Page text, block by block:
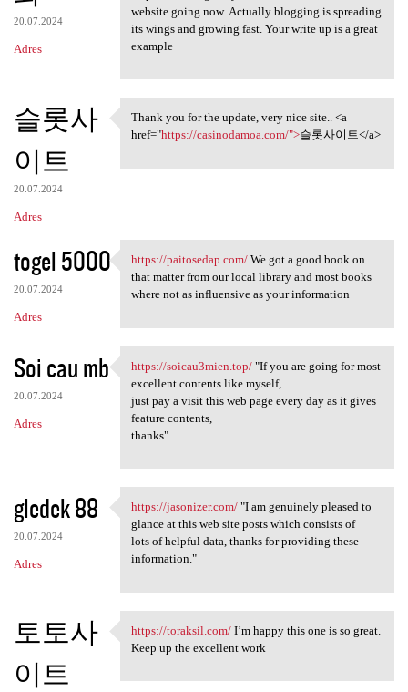
20.07.2024
Adres
website going now. Actually blogging is spreading
its wings and growing fast. Your write up is a great
example
슬롯사
이트
20.07.2024
Adres
Thank you for the update,
Thank you for the update, very nice site.. <a
href="https://casinodamoa.com/">슬롯사이트</a>
togel 5000
20.07.2024
Adres
https://paitosedap.com/ We
https://paitosedap.com/We got a good book on
that matter from our local library and most books
where not as influensive as your information
Soi cau mb
20.07.2024
Adres
https://soicau3mien.top/ "If
https://soicau3mien.top/"If you are going for most
excellent contents like myself,
just pay a visit this web page every day as it gives
feature contents,
thanks"
gledek 88
20.07.2024
Adres
https://jasonizer.com/ "I am
https://jasonizer.com/"I am genuinely pleased to
glance at this web site posts which consists of
lots of helpful data, thanks for providing these
information."
토토사
이트
https://toraksil.com/ I’m
https://toraksil.com/I’m happy this one is so great.
Keep up the excellent work